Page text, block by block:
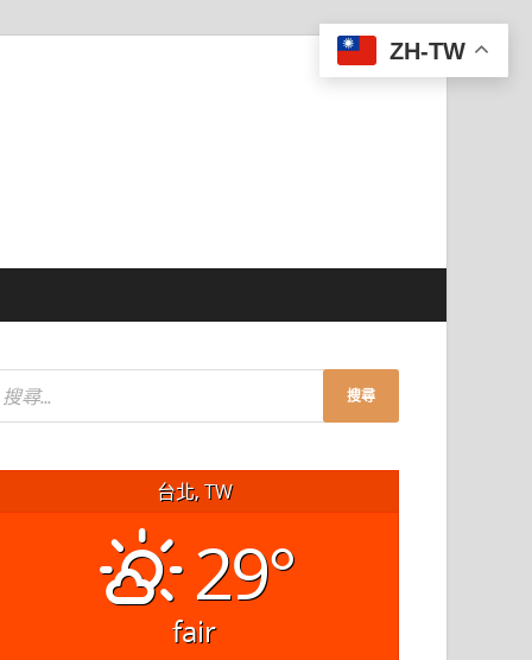
台北, TW
29°
fair
ZH-TW